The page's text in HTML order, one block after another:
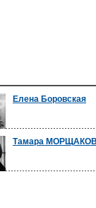
Елена Боровская
Тамара